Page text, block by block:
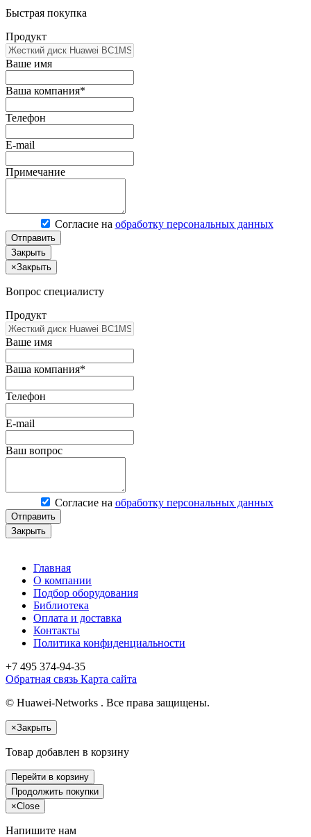
Быстрая покупка
Продукт
Ваше имя
Ваша компания*
Телефон
E-mail
Примечание
Согласие на обработку персональных данных
Отправить
Закрыть
×Закрыть
Вопрос специалисту
Продукт
Ваше имя
Ваша компания*
Телефон
E-mail
Ваш вопрос
Согласие на обработку персональных данных
Отправить
Закрыть
Главная
О компании
Подбор оборудования
Библиотека
Оплата и доставка
Контакты
Политика конфиденциальности
+7 495 374-94-35
Обратная связь Карта сайта
© Huawei-Networks . Все права защищены.
×Закрыть
Товар добавлен в корзину
Перейти в корзину
Продолжить покупки
×Close
Напишите нам